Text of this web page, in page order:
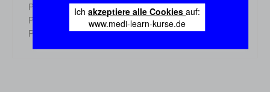
Ichakzeptiere alle Cookiesauf:
www.medi-learn-kurse.de
Psychologie 2 Demo
Psychologie 3 Demo
Psychologie 4